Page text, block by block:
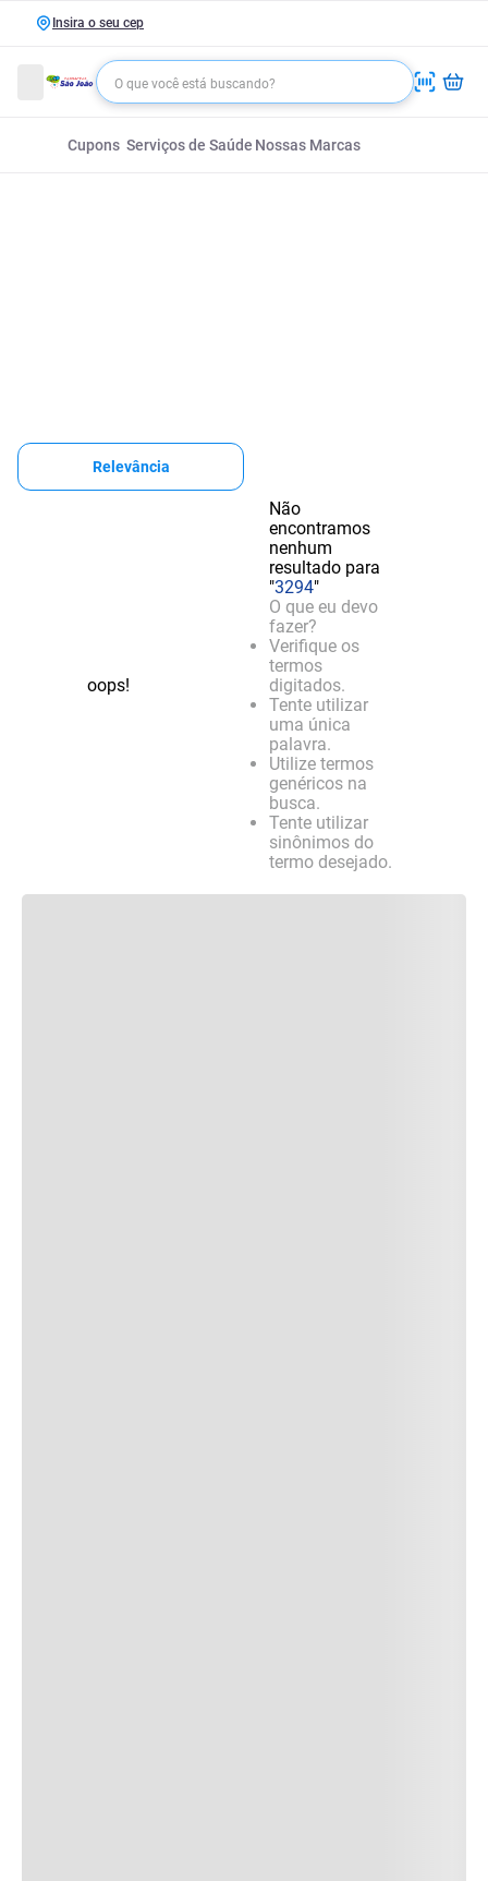
Insira o seu cep
Cupons Serviços de Saúde Nossas Marcas
Relevância
oops!
Não
encontramos
nenhum
resultado para
"3294"
O que eu devo
fazer?
Verifique os
termos
digitados.
Tente utilizar
uma única
palavra.
Utilize termos
genéricos na
busca.
Tente utilizar
sinônimos do
termo desejado.